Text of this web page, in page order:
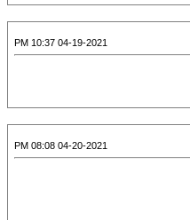
04-19-2021 10:37 PM
04-20-2021 08:08 PM